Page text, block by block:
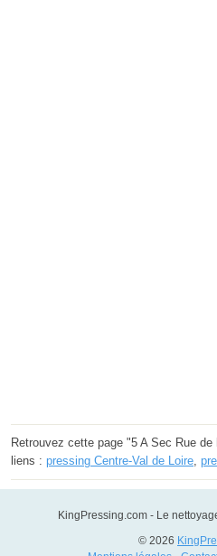
Retrouvez cette page "5 A Sec Rue
liens : pressing Centre-Val de Loire
KingPressing.com - Le
© 2026